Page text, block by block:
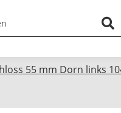
55 mm Dorn links